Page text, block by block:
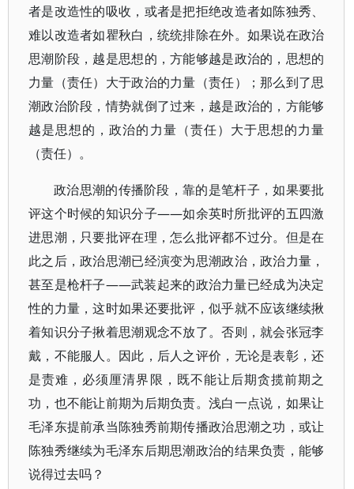
者是改造性的吸收，或者是把拒绝改造者如陈独秀、
难以改造者如瞿秋白，统统排除在外。如果说在政治
思潮阶段，越是思想的，方能够越是政治的，思想的
力量（责任）大于政治的力量（责任）；那么到了思
潮政治阶段，情势就倒了过来，越是政治的，方能够
越是思想的，政治的力量（责任）大于思想的力量
（责任）。
政治思潮的传播阶段，靠的是笔杆子，如果要批
评这个时候的知识分子——如余英时所批评的五四激
进思潮，只要批评在理，怎么批评都不过分。但是在
此之后，政治思潮已经演变为思潮政治，政治力量，
甚至是枪杆子——武装起来的政治力量已经成为决定
性的力量，这时如果还要批评，似乎就不应该继续揪
着知识分子揪着思潮观念不放了。否则，就会张冠李
戴，不能服人。因此，后人之评价，无论是表彰，还
是责难，必须厘清界限，既不能让后期贪揽前期之
功，也不能让前期为后期负责。浅白一点说，如果让
毛泽东提前承当陈独秀前期传播政治思潮之功，或让
陈独秀继续为毛泽东后期思潮政治的结果负责，能够
说得过去吗？